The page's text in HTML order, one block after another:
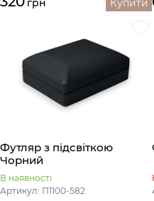
грн Купити
Футляр з підсвіткою
Чорний
В наявності
Артикул: П1100-582